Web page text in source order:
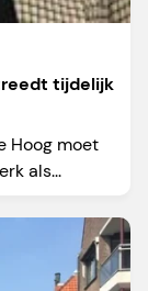
tijdelijk
Hoog moet
als...